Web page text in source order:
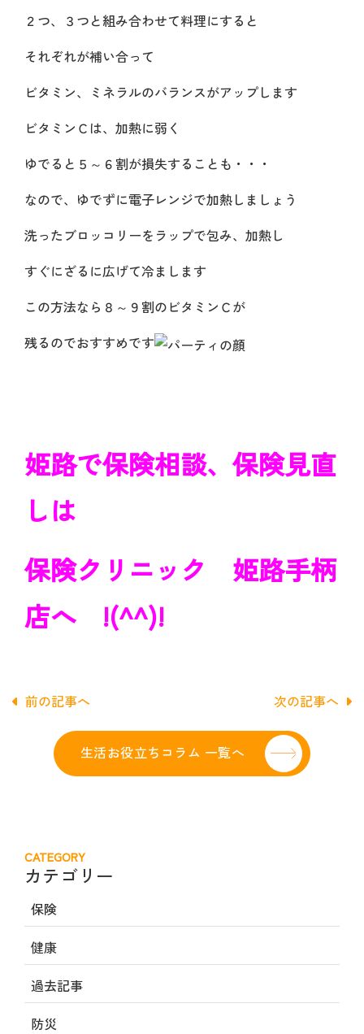
２つ、３つと組み合わせて料理にすると
それぞれが補い合って
ビタミン、ミネラルのバランスがアップします
ビタミンＣは、加熱に弱く
ゆでると５～６割が損失することも・・・
なので、ゆでずに電子レンジで加熱しましょう
洗ったブロッコリーをラップで包み、加熱し
すぐにざるに広げて冷まします
この方法なら８～９割のビタミンＣが
残るのでおすすめです
姫路で保険相談、保険見直
しは
保険クリニック 姫路手柄
店へ !(^^)!
前の記事へ 次の記事へ
生活お役立ちコラム 一覧へ
CATEGORY
カテゴリー
保険
健康
過去記事
防災